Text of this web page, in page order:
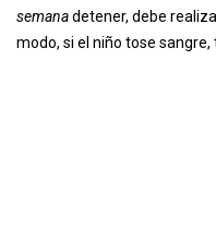
semanadetener, debe
modo, si el niño tose